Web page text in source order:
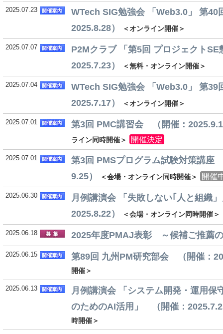
2025.07.23
WTech SIG勉強会 「Web3.0」 第
2025.8.28）
＜オンライン開催＞
2025.07.07
P2Mクラブ 「第5回 プロジェクト
2025.7.23）
＜無料・オンライン開催＞
2025.07.04
WTech SIG勉強会 「Web3.0」 第
2025.7.17）
＜オンライン開催＞
2025.07.01 第3回 PMC講習会 （開催：
ライン同時開催＞ 開催決定
2025.07.01
第3回 PMSプログラム試験対策講座
9.25）
＜会場・オンライン同時開催＞ 開催
2025.06.30
月例講演会 「失敗しない｢人と組織
2025.8.22）
＜会場・オンライン同時開催＞
2025.06.18 2025年度PMAJ表彰 ～候補ご推薦
2025.06.15 第89回 九州PM研究部会 （開催：
開催＞
2025.06.13
月例講演会 「システム開発・運用保
のためのAI活用」 （開催：
時開催＞